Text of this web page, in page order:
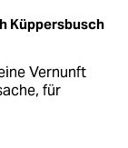
Küppersbusch
Vernunft
für